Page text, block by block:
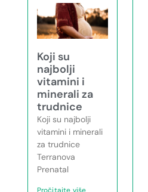
Koji su
najbolji
vitamini i
minerali za
trudnice
Koji su najbolji
vitamini i minerali
za trudnice
Terranova
Prenatal
Pročitajte više